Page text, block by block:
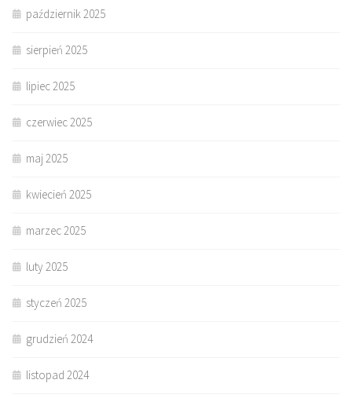
październik 2025
sierpień 2025
lipiec 2025
czerwiec 2025
maj 2025
kwiecień 2025
marzec 2025
luty 2025
styczeń 2025
grudzień 2024
listopad 2024